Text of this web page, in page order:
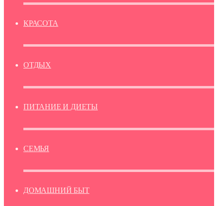
КРАСОТА
ОТДЫХ
ПИТАНИЕ И ДИЕТЫ
СЕМЬЯ
ДОМАШНИЙ БЫТ